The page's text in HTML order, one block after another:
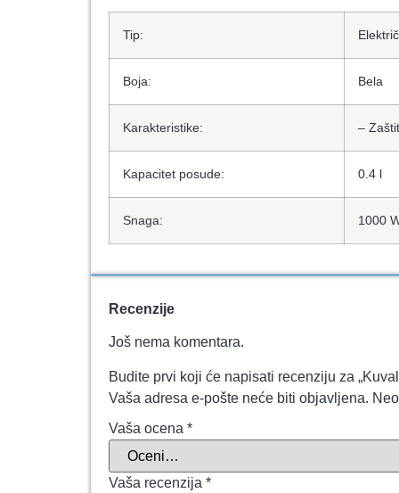
Tip:
Boja: Bela
Karakteristike: –
Kapacitet posude: 0.4 l
Snaga: 1000
Recenzije
Još nema komentara.
Budite prvi koji će napisati recenziju za
Vaša adresa e-pošte neće biti objavljena.
Vaša ocena *
Vaša recenzija *